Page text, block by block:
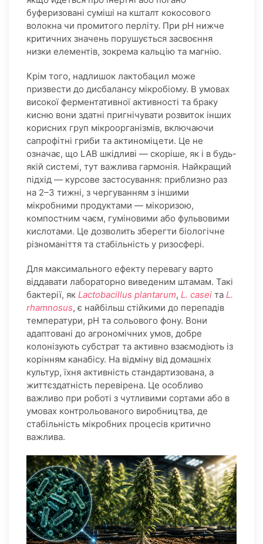
буферизовані суміші на кшталт кокосового
волокна чи промитого перліту. При pH нижче
критичних значень порушується засвоєння
низки елементів, зокрема кальцію та магнію.
Крім того, надлишок лактобацил може
призвести до дисбалансу мікробіому. В умовах
високої ферментативної активності та браку
кисню вони здатні пригнічувати розвиток інших
корисних груп мікроорганізмів, включаючи
сапрофітні гриби та актиноміцети. Це не
означає, що LAB шкідливі — скоріше, як і в будь-
якій системі, тут важлива гармонія. Найкращий
підхід — курсове застосування: приблизно раз
на 2–3 тижні, з чергуванням з іншими
мікробними продуктами — мікоризою,
компостним чаєм, гуміновими або фульвовими
кислотами. Це дозволить зберегти біологічне
різноманіття та стабільність у ризосфері.
Для максимального ефекту перевагу варто
віддавати лабораторно виведеним штамам. Такі
бактерії, як Lactobacillus plantarum, L. casei та L.
rhamnosus, є найбільш стійкими до перепадів
температури, pH та сольового фону. Вони
адаптовані до агрономічних умов, добре
колонізують субстрат та активно взаємодіють із
корінням канабісу. На відміну від домашніх
культур, їхня активність стандартизована, а
життєздатність перевірена. Це особливо
важливо при роботі з чутливими сортами або в
умовах контрольованого виробництва, де
стабільність мікробних процесів критично
важлива.